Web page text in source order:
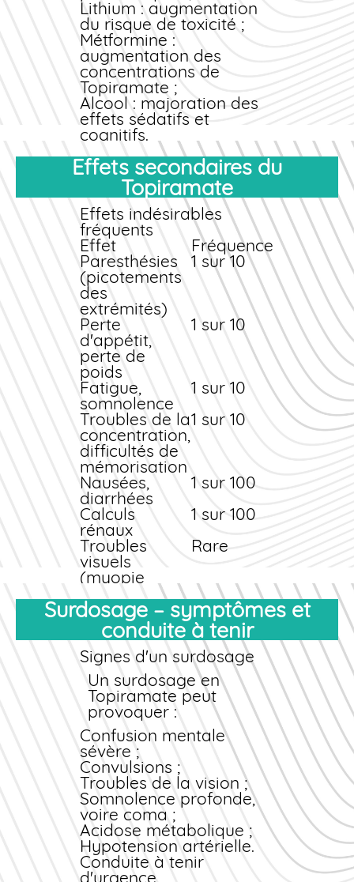
Lithium : augmentation
du risque de toxicité ;
Métformine :
augmentation des
concentrations de
Topiramate ;
Alcool : majoration des
effets sédatifs et
cognitifs.
Conseils pratiques
Informez toujours
votre médecin et votre
pharmacien de tous
les médicaments,
compléments
alimentaires et plantes
que vous prenez.
N'arrêtez jamais
brutalement le
Topiramate : un
sevrage progressif est
nécessaire pour éviter
les crises de rebond.
Effets secondaires du
Topiramate
Effets indésirables
fréquents
Effet Fréquence
Paresthésies
(picotements
des
extrémités)
1 sur 10
Perte
d'appétit,
perte de
poids
1 sur 10
Fatigue,
somnolence
1 sur 10
Troubles de la
concentration,
difficultés de
mémorisation
1 sur 10
Nausées,
diarrhées
1 sur 100
Calculs
rénaux
1 sur 100
Troubles
visuels
(myopie
glaucome)
Rare
Acidose
métabolique
Rare
Que faire en cas d'effet
indésirable ?
Si vous ressentez un
effet secondaire
inhabituel, contactez
immédiatement votre
médecin ou notre
service
pharmaceutique. Ne
modifiez jamais la
posologie de votre
propre initiative.
Certains effets
disparaissent
Surdosage – symptômes et
conduite à tenir
Signes d'un surdosage
Un surdosage en
Topiramate peut
provoquer :
Confusion mentale
sévère ;
Convulsions ;
Troubles de la vision ;
Somnolence profonde,
voire coma ;
Acidose métabolique ;
Hypotension artérielle.
Conduite à tenir
d'urgence